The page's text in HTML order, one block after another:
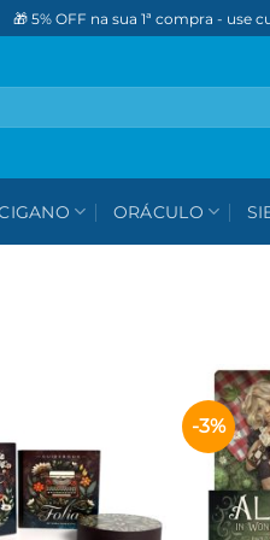
🎁 5% OFF na sua 1ª compra - use
ORÁCULO
aos meus
desejos
-3%